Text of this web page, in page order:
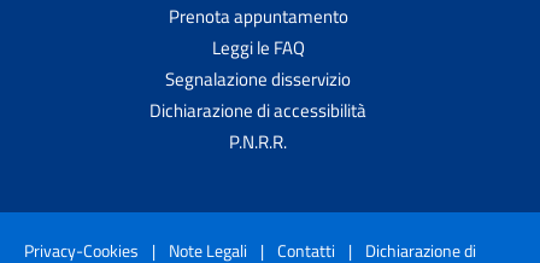
Prenota appuntamento
Leggi le FAQ
Segnalazione disservizio
Dichiarazione di accessibilità
P.N.R.R.
Privacy-Cookies | Note Legali | Contatti | Dichiarazione di